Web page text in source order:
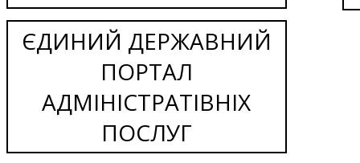
ЄДИНИЙ ДЕРЖАВНИЙ
ПОРТАЛ
АДМІНІСТРАТІВНІХ
ПОСЛУГ